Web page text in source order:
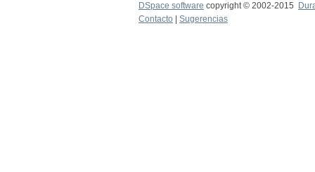
DSpace software copyright © 2002-2015
Contacto
Sugerencias